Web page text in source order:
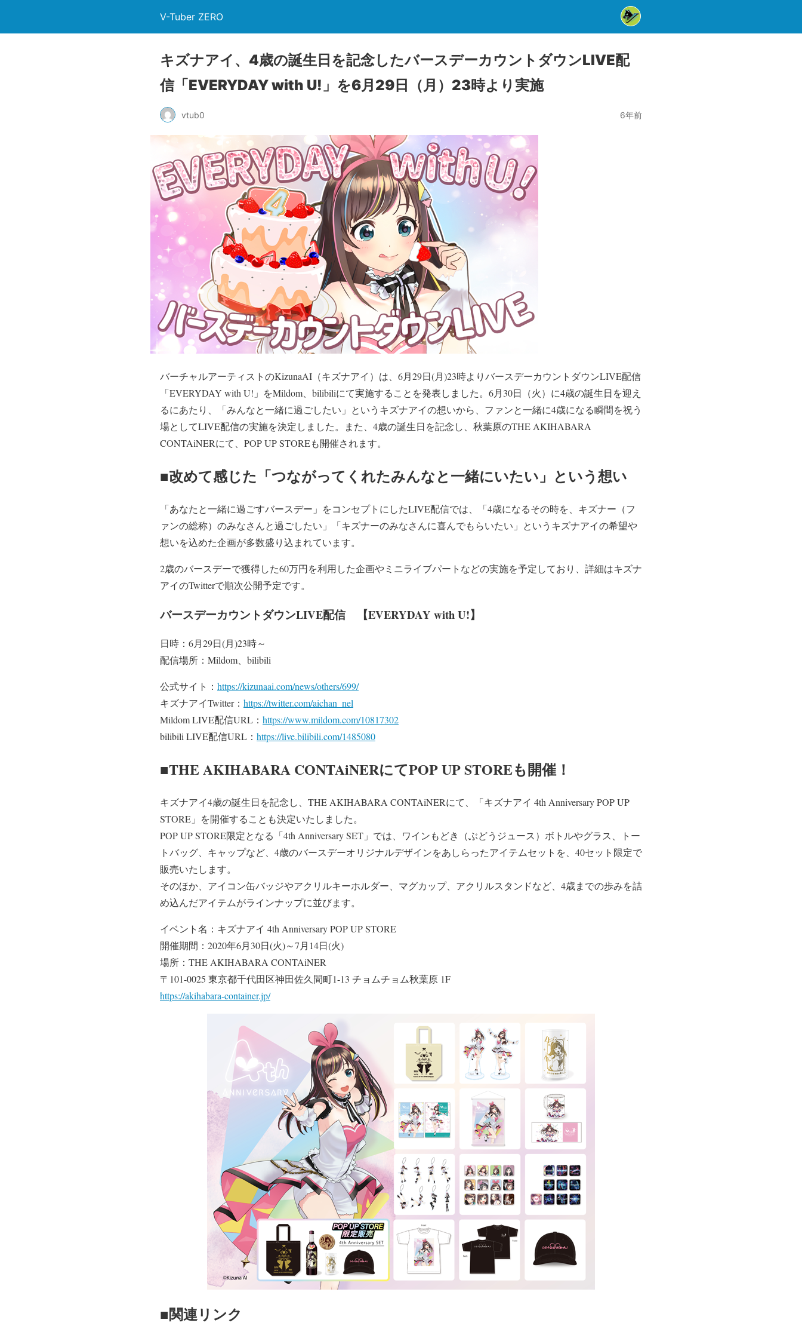
V-Tuber ZERO
キズナアイ、4歳の誕生日を記念したバースデーカウントダウンLIVE配
信「EVERYDAY with U!」を6月29日（月）23時より実施
vtub0 6年前
バーチャルアーティストのKizunaAI（キズナアイ）は、6月29日(月)23時よりバースデーカウントダウンLIVE配信
「EVERYDAY with U!」をMildom、bilibiliにて実施することを発表しました。6月30日（火）に4歳の誕生日を迎え
るにあたり、「みんなと一緒に過ごしたい」というキズナアイの想いから、ファンと一緒に4歳になる瞬間を祝う
場としてLIVE配信の実施を決定しました。また、4歳の誕生日を記念し、秋葉原のTHE AKIHABARA
CONTAiNERにて、POP UP STOREも開催されます。
■改めて感じた「つながってくれたみんなと一緒にいたい」という想い
「あなたと一緒に過ごすバースデー」をコンセプトにしたLIVE配信では、「4歳になるその時を、キズナー（フ
ァンの総称）のみなさんと過ごしたい」「キズナーのみなさんに喜んでもらいたい」というキズナアイの希望や
想いを込めた企画が多数盛り込まれています。
2歳のバースデーで獲得した60万円を利用した企画やミニライブパートなどの実施を予定しており、詳細はキズナ
アイのTwitterで順次公開予定です。
バースデーカウントダウンLIVE配信 【EVERYDAY with U!】
日時：6月29日(月)23時～
配信場所：Mildom、bilibili
公式サイト： https://kizunaai.com/news/others/699/
キズナアイTwitter： https://twitter.com/aichan_nel
Mildom LIVE配信URL： https://www.mildom.com/10817302
bilibili LIVE配信URL： https://live.bilibili.com/1485080
■THE AKIHABARA CONTAiNERにてPOP UP STOREも開催！
キズナアイ4歳の誕生日を記念し、THE AKIHABARA CONTAiNERにて、「キズナアイ 4th Anniversary POP UP
STORE」を開催することも決定いたしました。
POP UP STORE限定となる「4th Anniversary SET」では、ワインもどき（ぶどうジュース）ボトルやグラス、トー
トバッグ、キャップなど、4歳のバースデーオリジナルデザインをあしらったアイテムセットを、40セット限定で
販売いたします。
そのほか、アイコン缶バッジやアクリルキーホルダー、マグカップ、アクリルスタンドなど、4歳までの歩みを詰
め込んだアイテムがラインナップに並びます。
イベント名：キズナアイ 4th Anniversary POP UP STORE
開催期間：2020年6月30日(火)～7月14日(火)
場所：THE AKIHABARA CONTAiNER
〒101-0025 東京都千代田区神田佐久間町1-13 チョムチョム秋葉原 1F
https://akihabara-container.jp/
■関連リンク